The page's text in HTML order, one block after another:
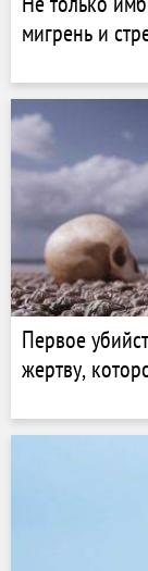
мигрень и
Первое
жертву,